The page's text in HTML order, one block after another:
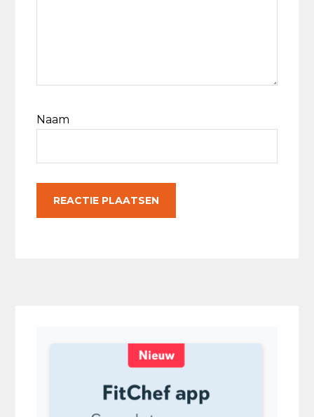
Naam